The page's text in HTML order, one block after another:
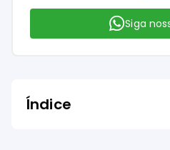
Siga
Índice